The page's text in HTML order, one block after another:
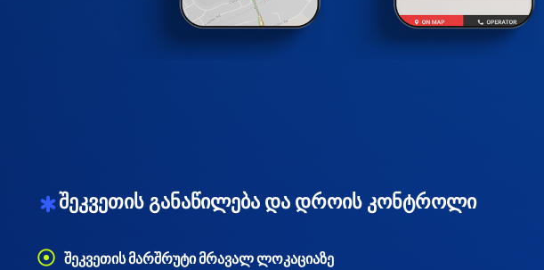
შეკვეთის განაწილება და დროის კონტროლი
შეკვეთის მარშრუტი მრავალ ლოკაციაზე